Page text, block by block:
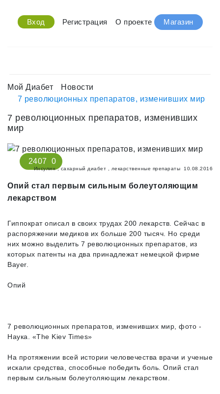
Вход Регистрация О проекте Магазин
Мой Диабет
Новости
7 революционных препаратов, изменивших мир
7 революционных препаратов, изменивших
мир
2407 0
Инсулин,сахарный диабет лекарственные препараты 10.08.2016
Опий стал первым сильным болеутоляющим
лекарством
Гиппократ описал в своих трудах 200 лекарств. Сейчас в
распоряжении медиков их больше 200 тысяч. Но среди
них можно выделить 7 революционных препаратов, из
которых патенты на два принадлежат немецкой фирме
Bayer.
Опий
7 революционных препаратов, изменивших мир, фото -
Наука. «The Kiev Times»
На протяжении всей истории человечества врачи и ученые
искали средства, способные победить боль. Опий стал
первым сильным болеутоляющим лекарством.